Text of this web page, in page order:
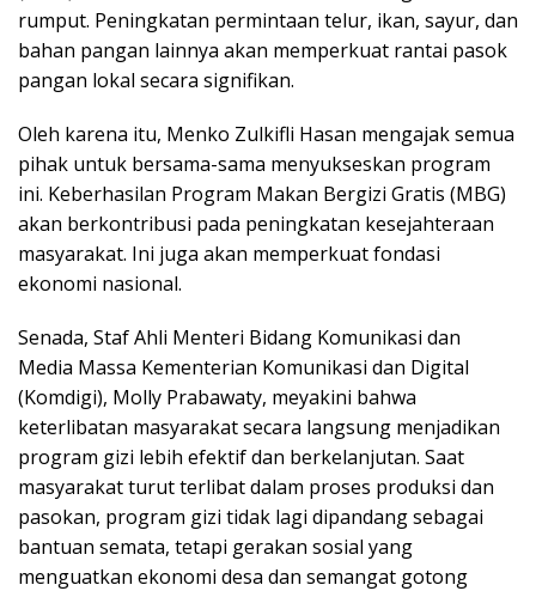
rumput. Peningkatan permintaan telur, ikan, sayur, dan
bahan pangan lainnya akan memperkuat rantai pasok
pangan lokal secara signifikan.
Oleh karena itu, Menko Zulkifli Hasan mengajak semua
pihak untuk bersama-sama menyukseskan program
ini. Keberhasilan Program Makan Bergizi Gratis (MBG)
akan berkontribusi pada peningkatan kesejahteraan
masyarakat. Ini juga akan memperkuat fondasi
ekonomi nasional.
Senada, Staf Ahli Menteri Bidang Komunikasi dan
Media Massa Kementerian Komunikasi dan Digital
(Komdigi), Molly Prabawaty, meyakini bahwa
keterlibatan masyarakat secara langsung menjadikan
program gizi lebih efektif dan berkelanjutan. Saat
masyarakat turut terlibat dalam proses produksi dan
pasokan, program gizi tidak lagi dipandang sebagai
bantuan semata, tetapi gerakan sosial yang
menguatkan ekonomi desa dan semangat gotong